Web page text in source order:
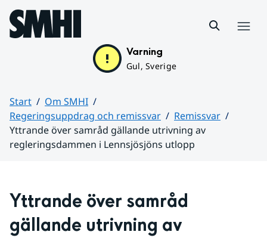
Hoppa till sidans innehåll
Varning
Gul, Sverige
Start
Om SMHI
Regeringsuppdrag och remissvar
Remissvar
Yttrande över samråd gällande utrivning av
regleringsdammen i Lennsjösjöns utlopp
Yttrande över samråd
gällande utrivning av